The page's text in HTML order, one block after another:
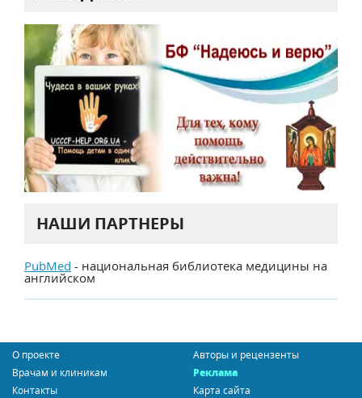
НАШИ ПАРТНЕРЫ
PubMed - национальная библиотека медицины на
английском
О проекте
Авторы и рецензенты
Врачам и клиникам
Реклама
Контакты
Карта сайта